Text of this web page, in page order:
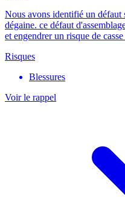
Nous avons identifié un
dégaine. ce défaut
et engendrer un risque de
Risques
Blessures
Voir le rappel